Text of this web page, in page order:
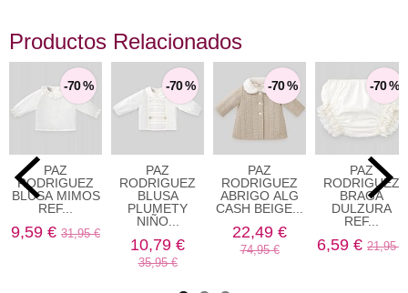
Productos Relacionados
-70 %
PAZ
RODRIGUEZ
BLUSA MIMOS
REF...
9,59 € 31,95 €
-70 %
PAZ
RODRIGUEZ
BLUSA
PLUMETY
NIÑO...
10,79 €
35,95 €
-70 %
PAZ
RODRIGUEZ
ABRIGO ALG
CASH BEIGE...
22,49 €
74,95 €
-70 %
PAZ
RODRIGUEZ
BRAGA
DULZURA
REF...
6,59 € 21,95 €